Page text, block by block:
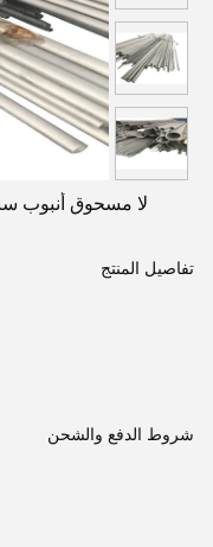
تفاصيل المنتج
شروط الدفع والشحن